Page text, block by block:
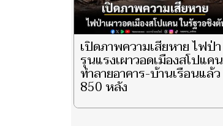
เปิดภาพความเสียหาย ไฟป่า
รุนแรงเผาวอดเมืองสโปแคน
ทำลายอาคาร-บ้านเรือนแล้ว
850 หลัง